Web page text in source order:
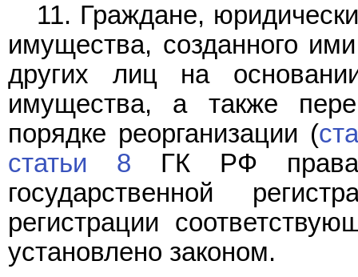
11. Граждане,
имущества, созданного
других лиц на
имущества, а также
порядке реорганизации (
статьи 8 ГК РФ права
государственной
регистрации
установлено законом.